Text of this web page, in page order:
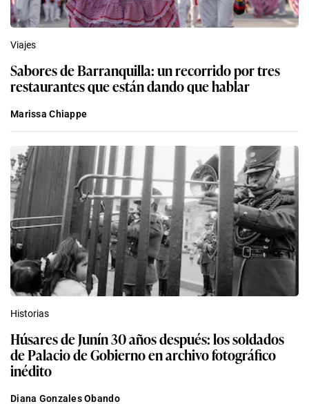
Viajes
Sabores de Barranquilla: un recorrido por tres
restaurantes que están dando que hablar
Marissa Chiappe
Historias
Húsares de Junín 30 años después: los soldados
de Palacio de Gobierno en archivo fotográfico
inédito
Diana Gonzales Obando